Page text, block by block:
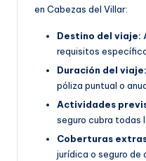
en Cabezas del Villar:
Destino del viaje:
requisitos
Duración del viaje:
póliza puntual o
Actividades
seguro cubra todas
Coberturas
jurídica o seguro de